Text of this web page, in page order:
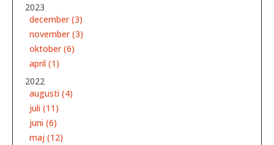
2023
december (3)
november (3)
oktober (6)
april (1)
2022
augusti (4)
juli (11)
juni (6)
maj (12)